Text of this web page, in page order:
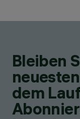
Bleiben
dem